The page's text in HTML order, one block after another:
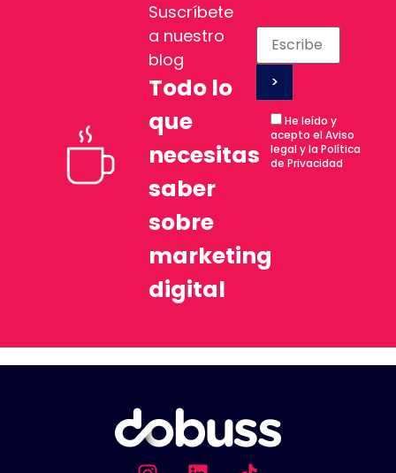
Suscríbete
a nuestro
blog
Todo lo
que
necesitas
saber
sobre
marketing
digital
He leído y
acepto el Aviso
legal y la Política
de Privacidad